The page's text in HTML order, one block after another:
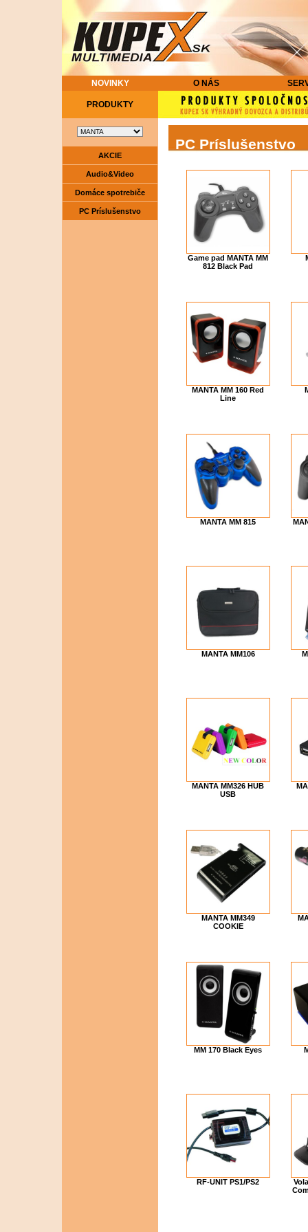
NOVINKY O NÁS
PRODUKTY
AKCIE
Audio&Video
Domáce spotrebiče
PC Príslušenstvo
PC Príslušenstvo
Game pad MANTA MM
812 Black Pad
MANTA MM 160 Red
Line
MANTA MM 815
MANTA MM106
MANTA MM326 HUB
USB
MANTA MM349
COOKIE
MM 170 Black Eyes
RF-UNIT PS1/PS2